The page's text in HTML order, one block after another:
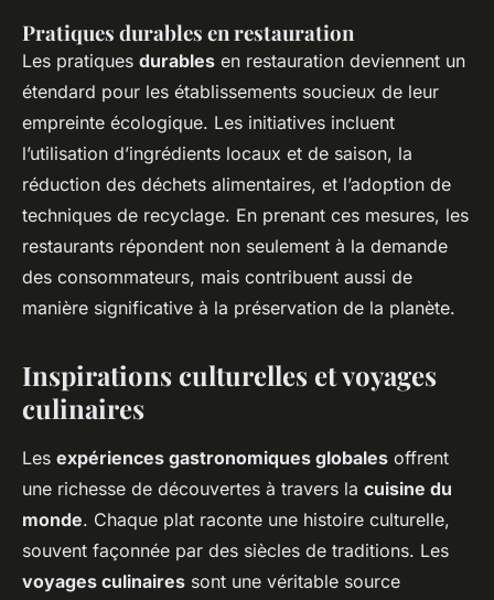
Pratiques durables en restauration
Les pratiques durables en restauration deviennent un
étendard pour les établissements soucieux de leur
empreinte écologique. Les initiatives incluent
l’utilisation d’ingrédients locaux et de saison, la
réduction des déchets alimentaires, et l’adoption de
techniques de recyclage. En prenant ces mesures, les
restaurants répondent non seulement à la demande
des consommateurs, mais contribuent aussi de
manière significative à la préservation de la planète.
Inspirations culturelles et voyages
culinaires
Les expériences gastronomiques globales offrent
une richesse de découvertes à travers la cuisine du
monde. Chaque plat raconte une histoire culturelle,
souvent façonnée par des siècles de traditions. Les
voyages culinaires sont une véritable source